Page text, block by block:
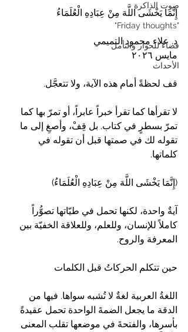
صوت الذاكرة
"Friday thoughts"
فضاءٌ للحوار والتأمل
الأحداث
إِنَّمَا يَخْشَى اللَّهَ مِنْ عِبَادِهِ الْعُلَمَاءُ
د. علاء محمود التميمي
مايس ٢٠٢٦
قف لحظةً أمام هذه الآية، ولا تتعجَّل.
لا تقرأها كما تقرأ خبراً عابراً، أو تمرّ بها كما
تمرّ بسطرٍ في كتاب. بل قِفْ، وأصغِ إلى ما
تقوله لك في صمتها قبل أن تقوله في
كلماتها.
(إِنَّمَا يَخْشَى اللَّهَ مِنْ عِبَادِهِ الْعُلَمَاءُ)
آيةٌ واحدة، لكنها تحمل في طيّاتها تصوُّراً
كاملاً للإنسان، وللعلم، وللعلاقة الخفيّة بين
المعرفة والروح.
حين تتكلم الحركاتُ قبل الكلمات
اللغةُ العربية لغةٌ لا تُشبه سواها. فيها من
الدقة ما يجعل الضمةَ الواحدة تحمل عقيدةً
بأسرها، والفتحةَ في موضعها تقلب المعنى